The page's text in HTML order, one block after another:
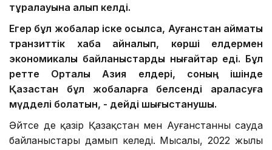
тұралауына алып келді.
Егер бұл жобалар іске қосылса, Ауғанстан аймақтық
транзиттік хабқа айналып, көрші елдермен
экономикалық байланыстарды нығайтар еді. Бұл
ретте Орталық Азия елдері, соның ішінде
Қазақстан бұл жобаларға белсенді араласуға
мүдделі болатын, - дейді шығыстанушы.
Әйтсе де қазір Қазақстан мен Ауғанстанның сауда
байланыстары дамып келеді. Мысалы, 2022 жылы